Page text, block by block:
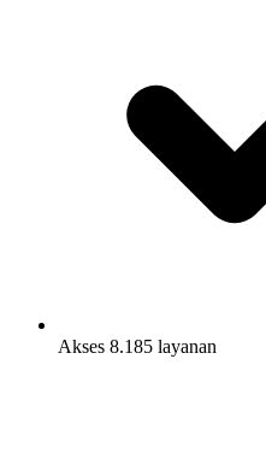
Akses 8.185 layanan